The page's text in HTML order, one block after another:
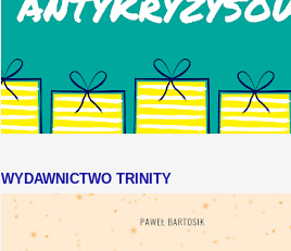
WYDAWNICTWO TRINITY